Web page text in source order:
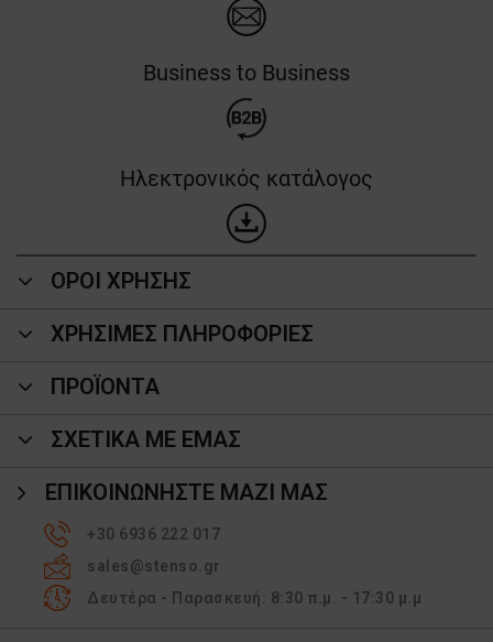
Business to Business
Ηλεκτρονικός κατάλογος
ΟΡΟΙ ΧΡΗΣΗΣ
ΧΡΗΣΙΜΕΣ ΠΛΗΡΟΦΟΡΙΕΣ
ΠΡΟΪΌΝΤΑ
ΣΧΕΤΙΚΑ ΜΕ ΕΜΑΣ
ΕΠΙΚΟΙΝΩΝΉΣΤΕ ΜΑΖΊ ΜΑΣ
+30 6936 222 017
sales@stenso.gr
Δευτέρα - Παρασκευή: 8:30 π.μ. - 17:30 μ.μ